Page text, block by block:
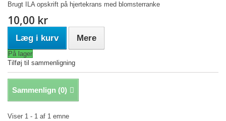
Brugt ILA opskrift på hjertekrans med blomsterranke
10,00 kr
Læg i kurv Mere
På lager
Tilføj til sammenligning
Sammenlign (0)
Viser 1 - 1 af 1 emne